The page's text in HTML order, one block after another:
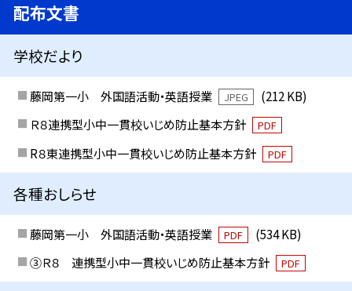
配布文書
学校だより
藤岡第一小 外国語活動・英語授業 JPEG
(212 KB)
Ｒ８連携型小中一貫校いじめ防止基本方針
PDF
R８東連携型小中一貫校いじめ防止基本方針 PDF
各種おしらせ
藤岡第一小 外国語活動・英語授業 PDF
(534 KB)
③Ｒ８ 連携型小中一貫校いじめ防止基本方針
PDF